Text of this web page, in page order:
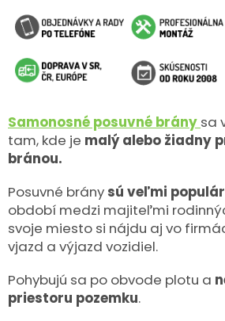
Samonosné posuvné brány sa
tam, kde je malý alebo žiadny
bránou.
Posuvné bránysú veľmi
období medzi majiteľmi
svoje miesto si nájdu aj vo
vjazd a výjazd vozidiel.
Pohybujú sa po obvode plotu a
priestoru pozemku.